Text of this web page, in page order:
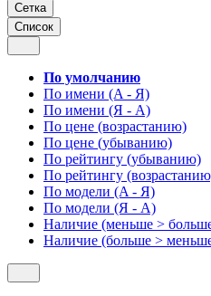
Сетка
Список
По умолчанию
По имени (A - Я)
По имени (Я - A)
По цене (возрастанию)
По цене (убыванию)
По рейтингу (убыванию)
По рейтингу
По модели (A - Я)
По модели (Я - A)
Наличие (меньше >
Наличие (больше >